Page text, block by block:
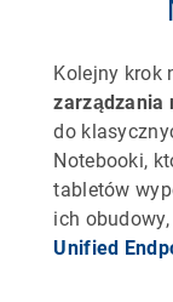
Kolejny krok
zarządzania
do
Notebooki,
tabletów
ich
Unified